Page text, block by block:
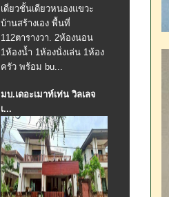
เดี่ยวชั้นเดียวหนองแขวะ
บ้านสร้างเอง พื้นที่
112ตารางวา. 2ห้องนอน
1ห้องน้ำ 1ห้องนั่งเล่น 1ห้อง
ครัว พร้อม bu...
มบ.เดอะเมาท์เท่น วิลเลจ
เ...